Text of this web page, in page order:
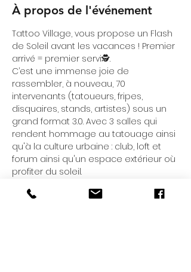
À propos de l'événement
Tattoo Village, vous propose un Flash
de Soleil avant les vacances ! Premier
arrivé = premier servi🕵‍‍.
C’est une immense joie de
rassembler, à nouveau, 70
intervenants (tatoueurs, fripes,
disquaires, stands, artistes) sous un
grand format 3.0. Avec 3 salles qui
rendent hommage au tatouage ainsi
qu'à la culture urbaine : club, loft et
forum ainsi qu'un espace extérieur où
profiter du soleil.
dimanche 25 juin prochain à La